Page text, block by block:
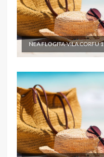
NEA FLOGITA-VILA CORFU 1